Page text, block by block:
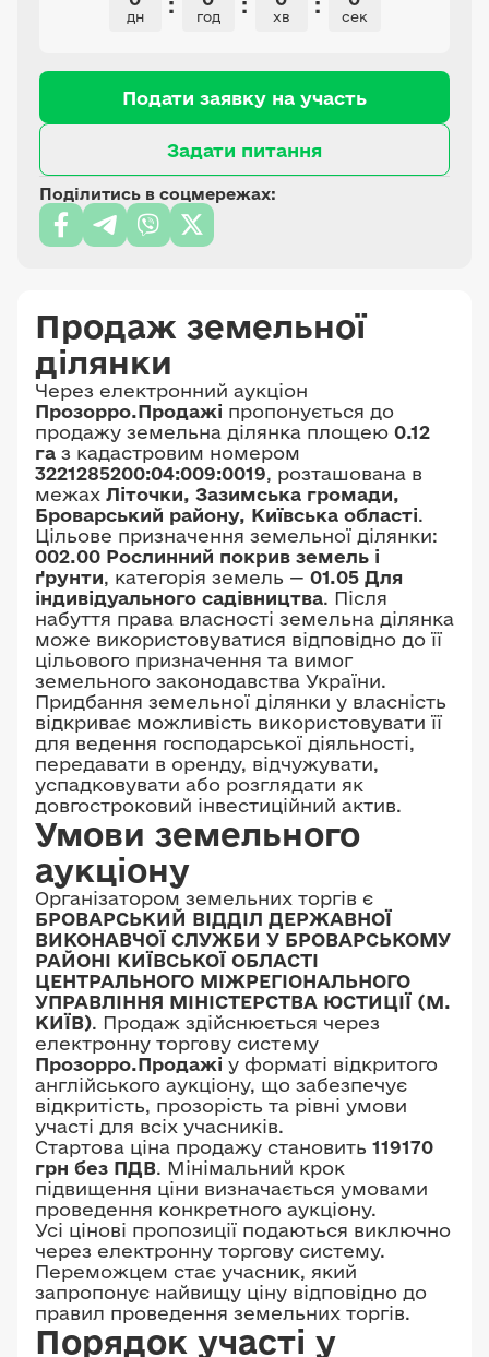
дн : год : хв : сек
Подати заявку на участь
Задати питання
Поділитись в соцмережах:
Продаж земельної
ділянки
Через електронний аукціон
Прозорро.Продажі пропонується до
продажу земельна ділянка площею 0.12
га з кадастровим номером
3221285200:04:009:0019, розташована в
межах Літочки, Зазимська громади,
Броварський району, Київська області.
Цільове призначення земельної ділянки:
002.00 Рослинний покрив земель і
ґрунти, категорія земель — 01.05 Для
індивідуального садівництва. Після
набуття права власності земельна ділянка
може використовуватися відповідно до її
цільового призначення та вимог
земельного законодавства України.
Придбання земельної ділянки у власність
відкриває можливість використовувати її
для ведення господарської діяльності,
передавати в оренду, відчужувати,
успадковувати або розглядати як
довгостроковий інвестиційний актив.
Умови земельного
аукціону
Організатором земельних торгів є
БРОВАРСЬКИЙ ВІДДІЛ ДЕРЖАВНОЇ
ВИКОНАВЧОЇ СЛУЖБИ У БРОВАРСЬКОМУ
РАЙОНІ КИЇВСЬКОЇ ОБЛАСТІ
ЦЕНТРАЛЬНОГО МІЖРЕГІОНАЛЬНОГО
УПРАВЛІННЯ МІНІСТЕРСТВА ЮСТИЦІЇ (М.
КИЇВ). Продаж здійснюється через
електронну торгову систему
Прозорро.Продажі у форматі відкритого
англійського аукціону, що забезпечує
відкритість, прозорість та рівні умови
участі для всіх учасників.
Стартова ціна продажу становить 119170
грн без ПДВ. Мінімальний крок
підвищення ціни визначається умовами
проведення конкретного аукціону.
Усі цінові пропозиції подаються виключно
через електронну торгову систему.
Переможцем стає учасник, який
запропонує найвищу ціну відповідно до
правил проведення земельних торгів.
Порядок участі у